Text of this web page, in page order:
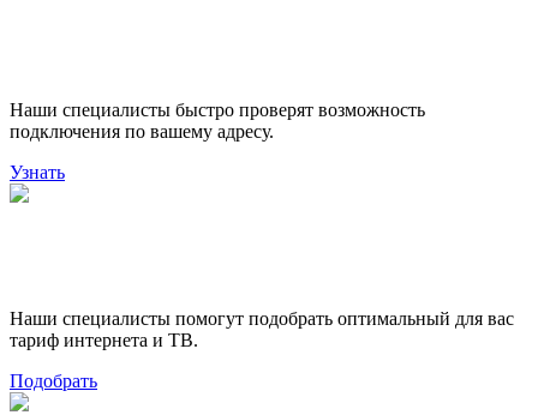
Наши специалисты быстро проверят возможность
подключения по вашему адресу.
Узнать
Наши специалисты помогут подобрать оптимальный для вас
тариф интернета и ТВ.
Подобрать